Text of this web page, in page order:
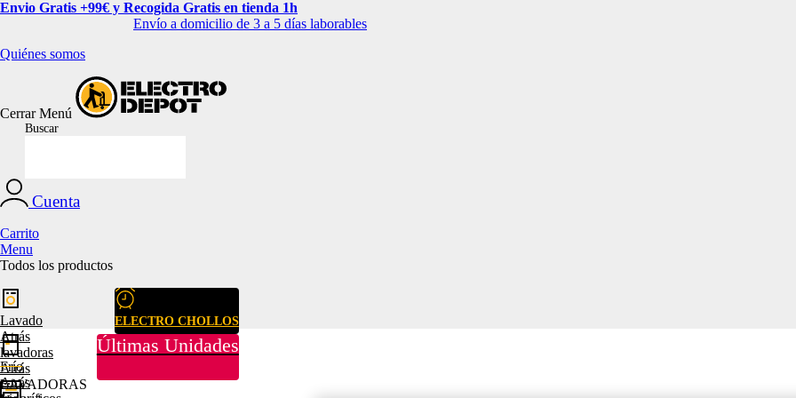
Envio Gratis +99€ y Recogida Gratis en tienda 1h
Envío a domicilio de 3 a 5 días laborables
Quiénes somos
CerrarMenú
Buscar
Cuenta
Carrito
Menu
Todos los productos
ELECTRO CHOLLOS
Últimas Unidades
Lavado
Atrás
lavadoras
Atrás
LAVADORAS
Frío
Atrás